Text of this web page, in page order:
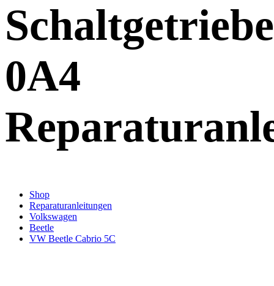
Schaltgetriebe
0A4
Shop
Reparaturanleitungen
Volkswagen
Beetle
VW Beetle Cabrio 5C